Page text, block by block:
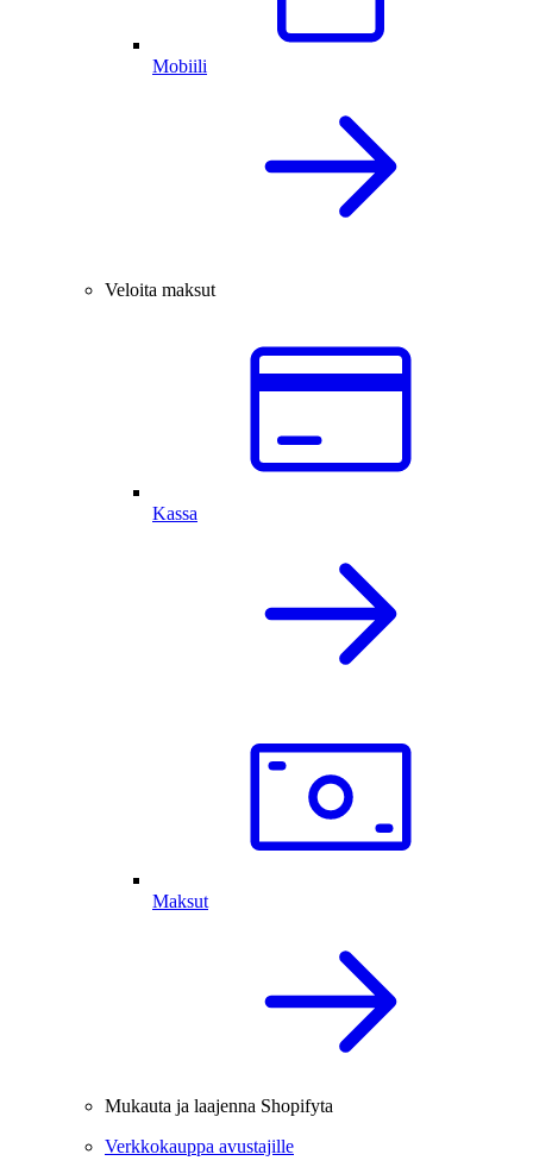
Mobiili
Veloita maksut
Kassa
Maksut
Mukauta ja laajenna Shopifyta
Verkkokauppa avustajille